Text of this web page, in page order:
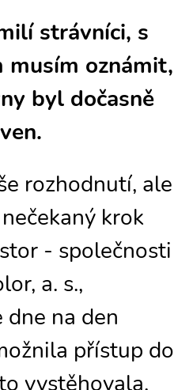
strávníci, s
oznámit,
byl dočasně
rozhodnutí, ale
krok
- společnosti
a. s.,
dne na den
přístup do
vystěhovala.